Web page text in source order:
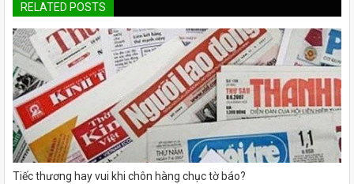
RELATED POSTS
Tiếc thương hay vui khi chôn hàng chục tờ báo?